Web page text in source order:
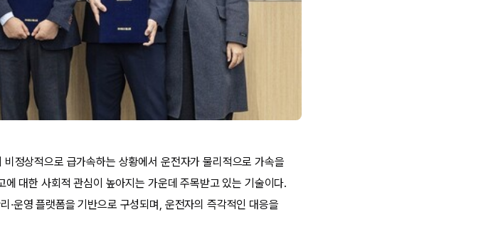
정상적으로 급가속하는 상황에서 운전자가 물리적으로 가속을
대한 사회적 관심이 높아지는 가운데 주목받고 있는 기술이다.
·운영 플랫폼을 기반으로 구성되며, 운전자의 즉각적인 대응을